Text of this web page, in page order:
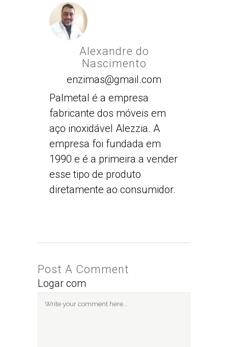
Alexandre do
Nascimento
enzimas@gmail.com
Palmetal é a empresa
fabricante dos móveis em
aço inoxidável Alezzia. A
empresa foi fundada em
1990 e é a primeira a vender
esse tipo de produto
diretamente ao consumidor.
Post A Comment
Logar com